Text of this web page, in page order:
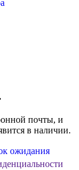
почты, и
в наличии.
ожидания